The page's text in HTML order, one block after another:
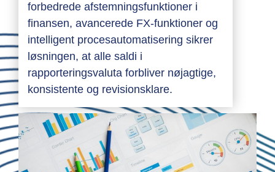
forbedrede afstemningsfunktioner i
finansen, avancerede FX-funktioner og
intelligent procesautomatisering sikrer
løsningen, at alle saldi i
rapporteringsvaluta forbliver nøjagtige,
konsistente og revisionsklare.